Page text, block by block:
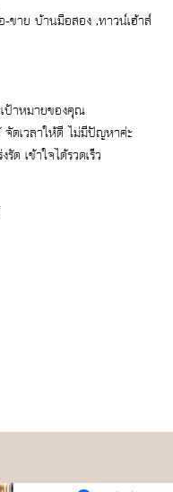
ขาย บ้านมือสอง ,ทาวน์เฮ้าส์
ป้าหมายของคุณ
ดเวลาให้ดี ไม่มีปัญหาค่ะ
เข้าใจได้รวดเร็ว